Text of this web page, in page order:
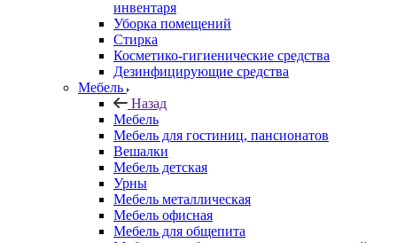
инвентаря
Уборка помещений
Стирка
Косметико-гигиенические средства
Дезинфицирующие средства
Мебель
Назад
Мебель
Мебель для гостиниц, пансионатов
Вешалки
Мебель детская
Урны
Мебель металлическая
Мебель офисная
Мебель для общепита